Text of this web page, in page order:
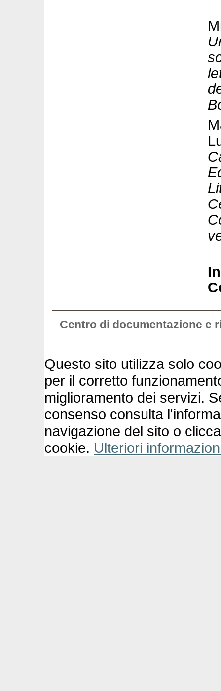
Centro di documentazione e
Questo sito utilizza solo
per il corretto
miglioramento dei servizi.
consenso consulta
navigazione del sito o
cookie. Ulteriori